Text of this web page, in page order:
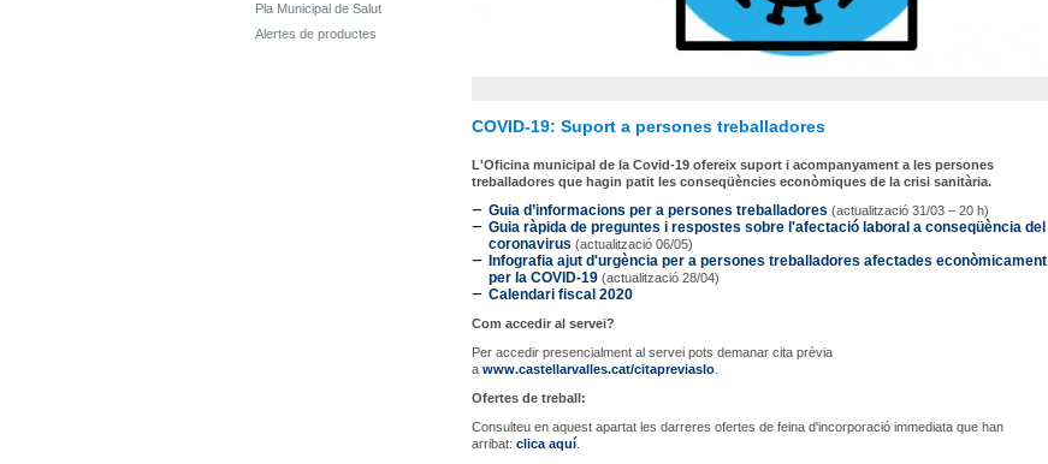
Pla Municipal de Salut
Alertes de productes
COVID-19: Suport a persones treballadores
L'Oficina municipal de la Covid-19 ofereix suport i acompanyament a les persones
treballadores que hagin patit les conseqüències econòmiques de la crisi sanitària.
Guia d’informacions per a persones treballadores (actualització 31/03 – 20 h)
Guia ràpida de preguntes i respostes sobre l'afectació laboral a conseqüència del
coronavirus (actualització 06/05)
Infografia ajut d'urgència per a persones treballadores afectades econòmicament
per la COVID-19 (actualització 28/04)
Calendari fiscal 2020
Com accedir al servei?
Per accedir presencialment al servei pots demanar cita prèvia
a www.castellarvalles.cat/citapreviaslo
Ofertes de treball:
Consulteu en aquest apartat les darreres ofertes de feina d'incorporació immediata que han
arribat: clica aquí